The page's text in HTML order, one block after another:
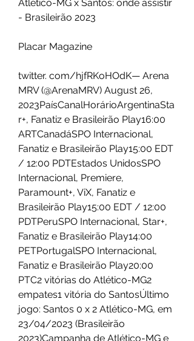
Atlético-MG x Santos: onde assistir
- Brasileirão 2023
Placar Magazine
twitter. com/hjfRKoHOdK— Arena
MRV (@ArenaMRV) August 26,
2023PaísCanalHorárioArgentinaSta
r+, Fanatiz e Brasileirão Play16:00
ARTCanadáSPO Internacional,
Fanatiz e Brasileirão Play15:00 EDT
/ 12:00 PDTEstados UnidosSPO
Internacional, Premiere,
Paramount+, ViX, Fanatiz e
Brasileirão Play15:00 EDT / 12:00
PDTPeruSPO Internacional, Star+,
Fanatiz e Brasileirão Play14:00
PETPortugalSPO Internacional,
Fanatiz e Brasileirão Play20:00
PTC2 vitórias do Atlético-MG2
empates1 vitória do SantosÚltimo
jogo: Santos 0 x 2 Atlético-MG, em
23/04/2023 (Brasileirão
2023)Campanha de Atlético-MG e